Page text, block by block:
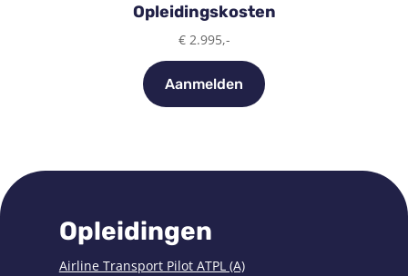
Opleidingskosten
€ 2.995,-
Aanmelden
Opleidingen
Airline Transport Pilot ATPL (A)